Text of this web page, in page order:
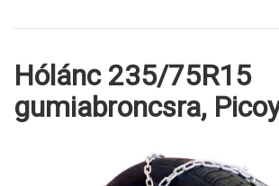
Hólánc 235/75R15
gumiabroncsra,